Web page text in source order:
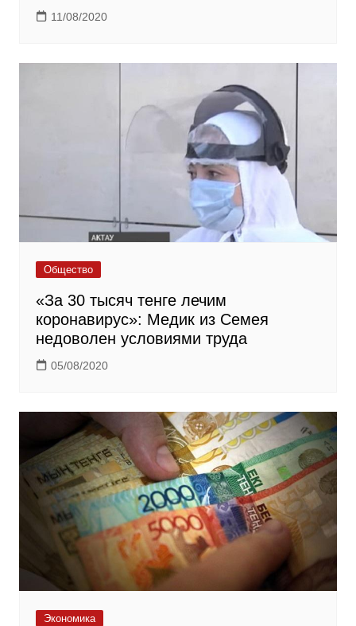
11/08/2020
Общество
«За 30 тысяч тенге лечим
коронавирус»: Медик из Семея
недоволен условиями труда
05/08/2020
Экономика